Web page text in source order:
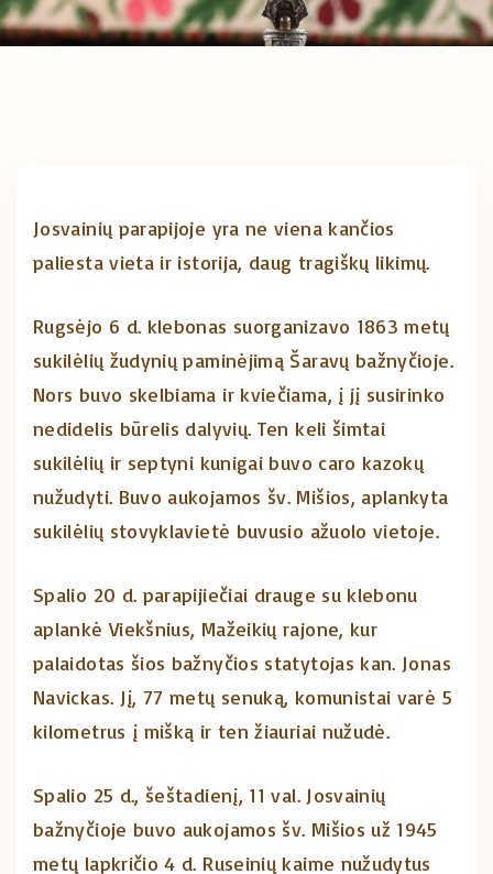
Josvainių parapijoje yra ne viena kančios
paliesta vieta ir istorija, daug tragiškų likimų.
Rugsėjo 6 d. klebonas suorganizavo 1863 metų
sukilėlių žudynių paminėjimą Šaravų bažnyčioje.
Nors buvo skelbiama ir kviečiama, į jį susirinko
nedidelis būrelis dalyvių. Ten keli šimtai
sukilėlių ir septyni kunigai buvo caro kazokų
nužudyti. Buvo aukojamos šv. Mišios, aplankyta
sukilėlių stovyklavietė buvusio ažuolo vietoje.
Spalio 20 d. parapijiečiai drauge su klebonu
aplankė Viekšnius, Mažeikių rajone, kur
palaidotas šios bažnyčios statytojas kan. Jonas
Navickas. Jį, 77 metų senuką, komunistai varė 5
kilometrus į mišką ir ten žiauriai nužudė.
Spalio 25 d., šeštadienį, 11 val. Josvainių
bažnyčioje buvo aukojamos šv. Mišios už 1945
metų lapkričio 4 d. Ruseinių kaime nužudytus